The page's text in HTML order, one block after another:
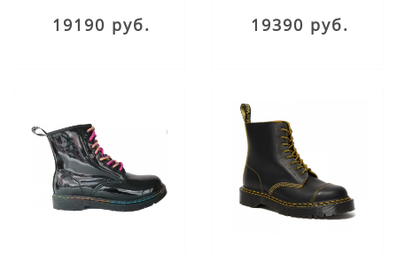
19190 руб. 19390 руб.